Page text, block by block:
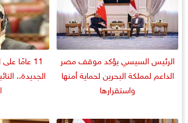
الرئيس السيسي يؤكد موقف مصر
الداعم لمملكة البحرين لحماية أمنها
واستقرارها
11 عامًا
الجديدة..